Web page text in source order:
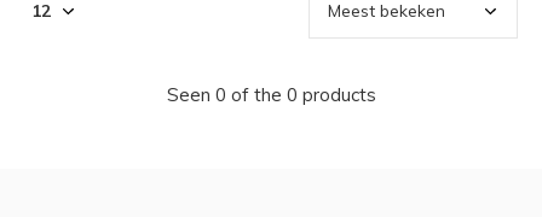
Seen 0 of the 0 products